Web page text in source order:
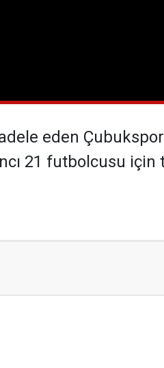
eden
21 futbolcusu için